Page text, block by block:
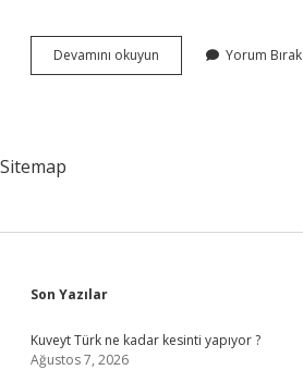
Devamını okuyun Sovyetler
Birliğinin
Yorum Bırak
Sitemap
Sidebar
Son Yazılar
Kuveyt Türk ne kadar kesinti yapıyor ?
Ağustos 7, 2026